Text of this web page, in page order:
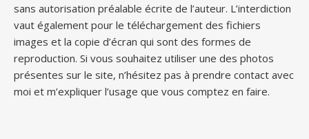
sans autorisation préalable écrite de l’auteur. L’interdiction
vaut également pour le téléchargement des fichiers
images et la copie d’écran qui sont des formes de
reproduction. Si vous souhaitez utiliser une des photos
présentes sur le site, n’hésitez pas à prendre contact avec
moi et m’expliquer l’usage que vous comptez en faire.